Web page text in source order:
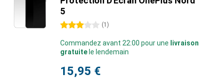
5
3 étoiles (1 )
Commandez avant 22:00 pour une livraison
gratuite le lendemain
15,95 €